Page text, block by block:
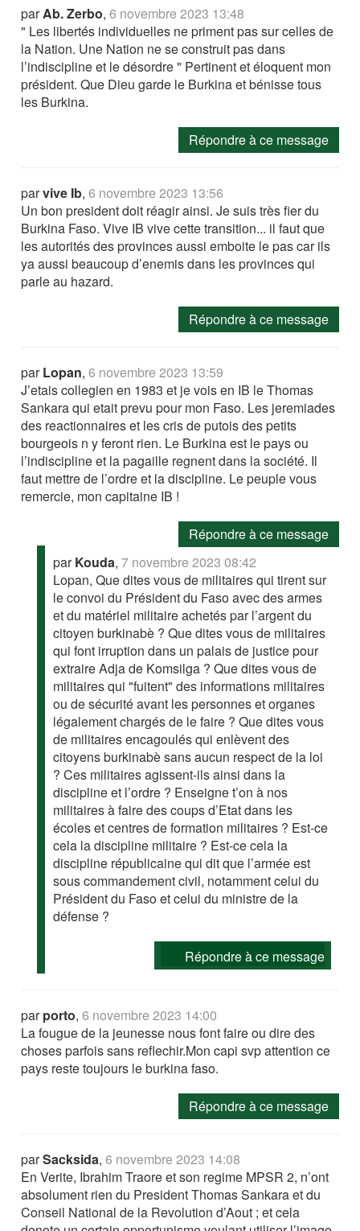
parAb. Zerbo,6 novembre 2023 13:48
" Les libertés individuelles ne priment pas sur celles de
la Nation. Une Nation ne se construit pas dans
l’indiscipline et le désordre " Pertinent et éloquent mon
président. Que Dieu garde le Burkina et bénisse tous
les Burkina.
Répondre à ce message
parvive Ib,6 novembre 2023 13:56
Un bon president doit réagir ainsi. Je suis très fier du
Burkina Faso. Vive IB vive cette transition... il faut que
les autorités des provinces aussi emboite le pas car ils
ya aussi beaucoup d’enemis dans les provinces qui
parle au hazard.
Répondre à ce message
parLopan,6 novembre 2023 13:59
J’etais collegien en 1983 et je vois en IB le Thomas
Sankara qui etait prevu pour mon Faso. Les jeremiades
des reactionnaires et les cris de putois des petits
bourgeois n y feront rien. Le Burkina est le pays ou
l’indiscipline et la pagaille regnent dans la société. Il
faut mettre de l’ordre et la discipline. Le peuple vous
remercie, mon capitaine IB !
Répondre à ce message
parKouda,7 novembre 2023 08:42
Lopan, Que dites vous de militaires qui tirent sur
le convoi du Président du Faso avec des armes
et du matériel militaire achetés par l’argent du
citoyen burkinabè ? Que dites vous de militaires
qui font irruption dans un palais de justice pour
extraire Adja de Komsilga ? Que dites vous de
militaires qui "fuitent" des informations militaires
ou de sécurité avant les personnes et organes
légalement chargés de le faire ? Que dites vous
de militaires encagoulés qui enlèvent des
citoyens burkinabè sans aucun respect de la loi
? Ces militaires agissent-ils ainsi dans la
discipline et l’ordre ? Enseigne t’on à nos
militaires à faire des coups d’Etat dans les
écoles et centres de formation militaires ? Est-ce
cela la discipline militaire ? Est-ce cela la
discipline républicaine qui dit que l’armée est
sous commandement civil, notamment celui du
Président du Faso et celui du ministre de la
défense ?
Répondre à ce message
parporto,6 novembre 2023 14:00
La fougue de la jeunesse nous font faire ou dire des
choses parfois sans reflechir.Mon capi svp attention ce
pays reste toujours le burkina faso.
Répondre à ce message
parSacksida,6 novembre 2023 14:08
En Verite, Ibrahim Traore et son regime MPSR 2, n’ont
absolument rien du President Thomas Sankara et du
Conseil National de la Revolution d’Aout ; et cela